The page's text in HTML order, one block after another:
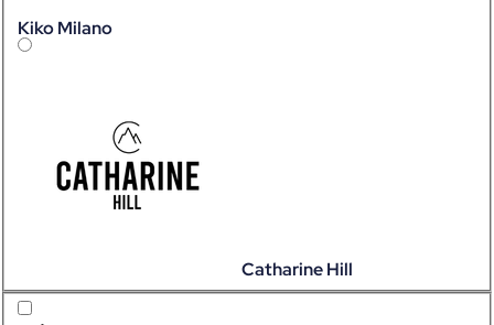
Kiko Milano
Catharine Hill